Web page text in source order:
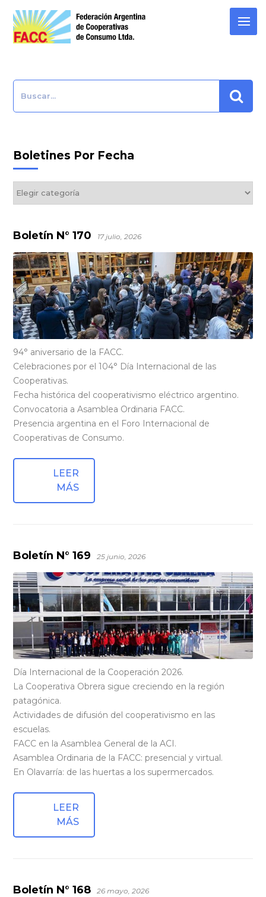
content
Boletín N° 170 17 julio, 2026
94° aniversario de la FACC.
Celebraciones por el 104° Día Internacional de las
Cooperativas.
Fecha histórica del cooperativismo eléctrico argentino.
Convocatoria a Asamblea Ordinaria FACC.
Presencia argentina en el Foro Internacional de
Cooperativas de Consumo.
LEER
MÁS
Boletín N° 169 25 junio, 2026
Día Internacional de la Cooperación 2026.
La Cooperativa Obrera sigue creciendo en la región
patagónica.
Actividades de difusión del cooperativismo en las
escuelas.
FACC en la Asamblea General de la ACI.
Asamblea Ordinaria de la FACC: presencial y virtual.
En Olavarría: de las huertas a los supermercados.
LEER
MÁS
Boletín N° 168 26 mayo, 2026
Boletines Por Fecha
Boletines
por